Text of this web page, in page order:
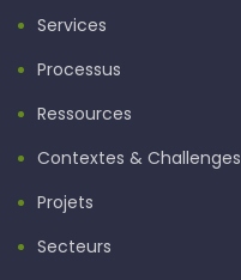
Services
Processus
Ressources
Contextes & Challenges
Projets
Secteurs